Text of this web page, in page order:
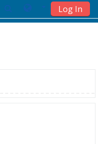
Log In